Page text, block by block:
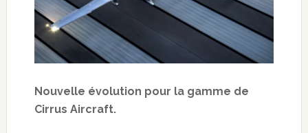
Nouvelle évolution pour la gamme de
Cirrus Aircraft.